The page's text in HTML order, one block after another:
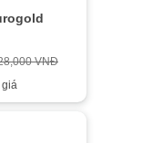
VNĐ
giá